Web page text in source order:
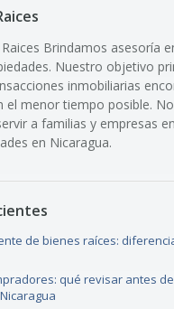
Brindamos asesoría
Nuestro objetivo
inmobiliarias
el menor tiempo posible.
a familias y empresas
en Nicaragua.
de bienes raíces:
qué revisar antes